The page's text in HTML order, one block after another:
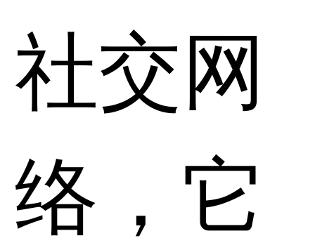
社交网
络，它